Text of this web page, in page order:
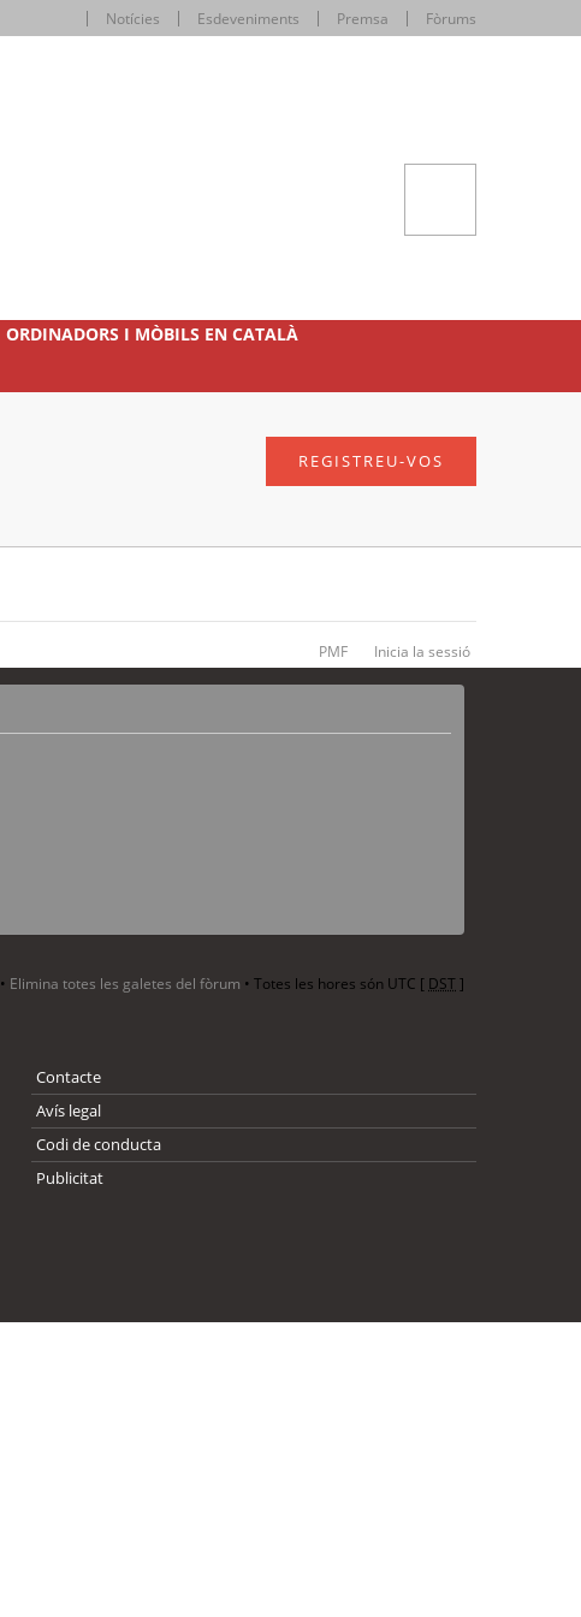
Notícies Esdeveniments Premsa Fòrums
ORDINADORS I MÒBILS EN CATALÀ
REGISTREU-VOS
PMF Inicia la sessió
• Elimina totes les galetes del fòrum • Totes les hores són UTC [ DST]
Contacte
Avís legal
Codi de conducta
Publicitat